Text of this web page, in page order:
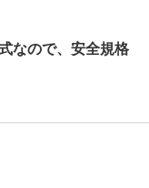
なので、安全規格